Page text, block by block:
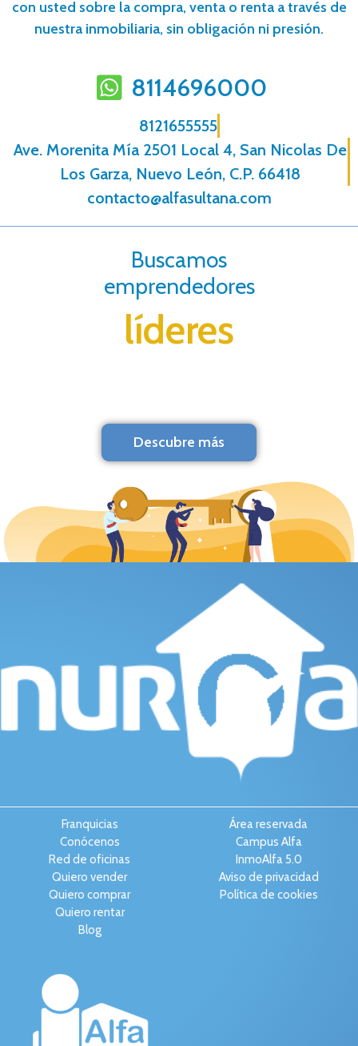
con usted sobre la compra, venta o renta a través de
nuestra inmobiliaria, sin obligación ni presión.
8114696000
8121655555
Ave. Morenita Mí­a 2501 Local 4, San Nicolas De
Los Garza, Nuevo León, C.P. 66418
contacto@alfasultana.com
Buscamos
emprendedores
líderes
Descubre más
Franquicias
Conócenos
Red de oficinas
Quiero vender
Quiero comprar
Quiero rentar
Blog
Área reservada
Campus Alfa
InmoAlfa 5.0
Aviso de privacidad
Política de cookies